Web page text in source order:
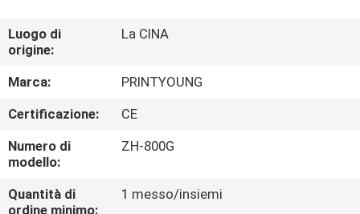
CIRCA
NOI
GIRO
DELLA
FABBRICA
Luogo di
origine:
La CINA
Marca:
PRINTYOUNG
Certificazione:
CE
Numero di
modello:
ZH-800G
Quantità di
ordine minimo:
1 messo/insiemi